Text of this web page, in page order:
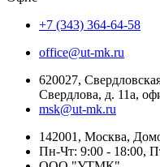
+7 (343) 364-64-58
office@ut-mk.ru
620027,
Свердлова, д. 11а,
msk@ut-mk.ru
142001, Москва,
Пн-Чт: 9:00 - 18:00,